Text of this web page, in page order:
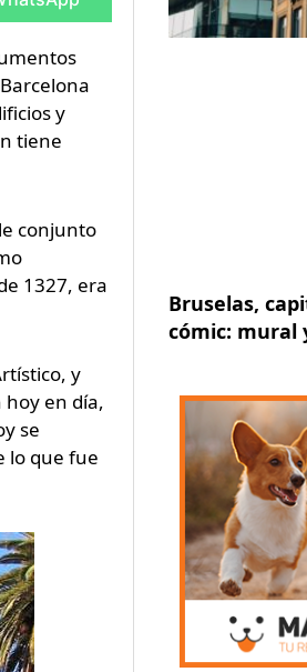
y
tiene
conjunto
1327, era
y
en día,
se
lo que fue
Bruselas,
cómic: mural